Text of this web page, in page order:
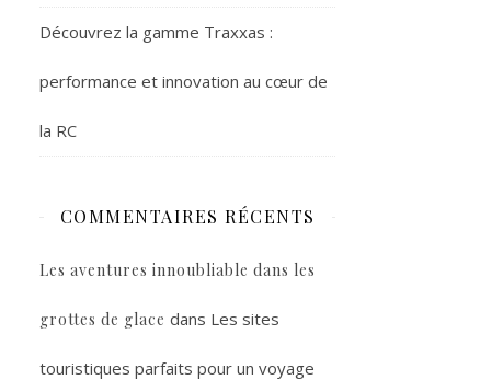
Découvrez la gamme Traxxas :
performance et innovation au cœur de
la RC
COMMENTAIRES RÉCENTS
Les aventures innoubliable dans les
grottes de glace dans Les sites
touristiques parfaits pour un voyage